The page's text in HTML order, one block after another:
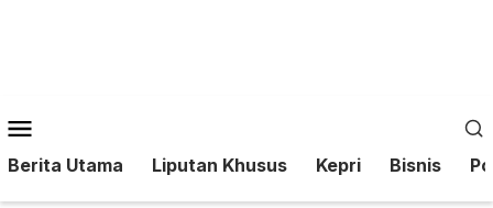
Mobile
Berita Utama Liputan Khusus Kepri Bisnis